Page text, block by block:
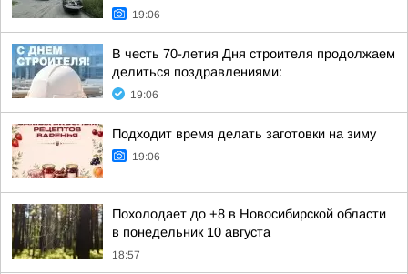
19:06
В честь 70-летия Дня строителя продолжаем
делиться поздравлениями:
19:06
Подходит время делать заготовки на зиму
19:06
Похолодает до +8 в Новосибирской области
в понедельник 10 августа
18:57